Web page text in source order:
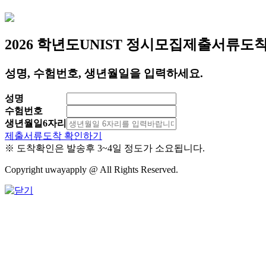
2026 학년도UNIST 정시모집제출서류도
성명, 수험번호, 생년월일을 입력하세요.
성명
수험번호
생년월일6자리
제출서류도착 확인하기
※ 도착확인은 발송후 3~4일 정도가 소요됩니다.
Copyright uwayapply @ All Rights Reserved.